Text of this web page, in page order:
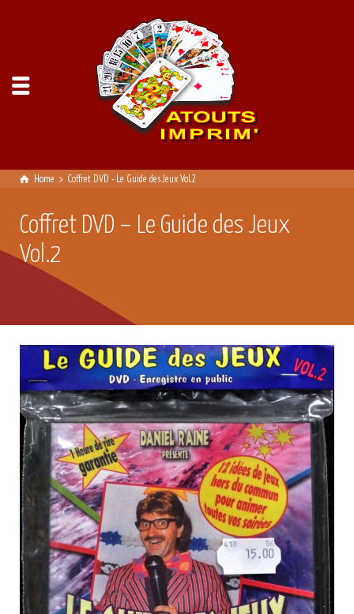
Home Coffret DVD - Le Guide des Jeux Vol.2
Coffret DVD – Le Guide des Jeux
Vol.2